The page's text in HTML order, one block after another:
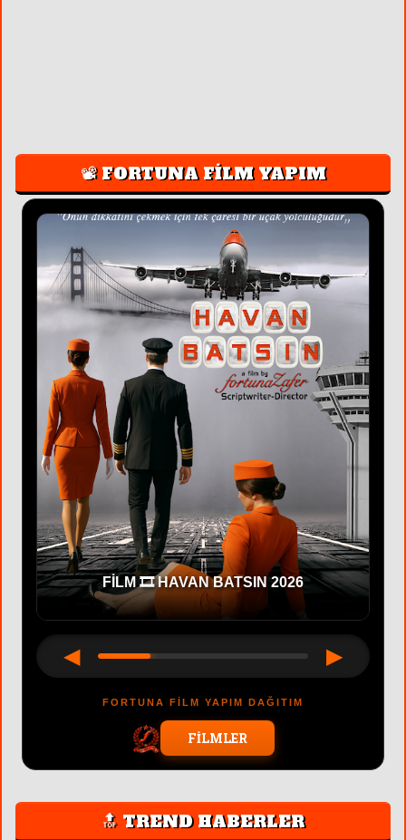
📽️ FORTUNA FİLM YAPIM
2026 CAST 🎬 OYUNCU BAŞVURU
◀ ▶
FORTUNA FİLM YAPIM DAĞITIM
FİLMLER
🔝 TREND HABERLER